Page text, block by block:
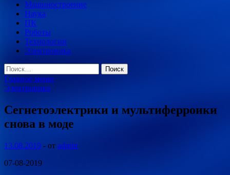
Машиностроение
Наука
ПК
Роботы
Технологии
Электроника
Найти:
Главное меню
Электроника
Сегнетоэлектрики и мультиферроики
снова в моде
13.08.2019 - от admin
07-08-2019